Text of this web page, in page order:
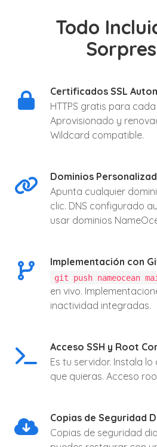
Todo
Certificados SSL
HTTPS gratis para
Aprovisionado y
Wildcard compatible.
Dominios
Apunta cualquier
clic. DNS configurado
usar dominios
Implementación con
git push nameocean
en vivo.
inactividad integradas.
Acceso SSH y Root
Es tu servidor. Instala
que quieras. Acceso
Copias de Seguridad
Copias de seguridad